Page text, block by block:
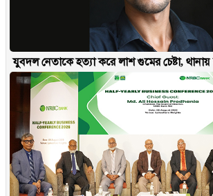
যুবদল নেতাকে হত্যা করে লাশ গুমের চেষ্টা, থানায়